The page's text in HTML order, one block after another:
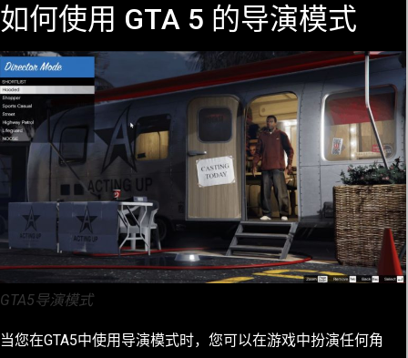
如何使用 GTA 5 的导演模式
GTA5导演模式
当您在GTA5中使用导演模式时，您可以在游戏中扮演任何角